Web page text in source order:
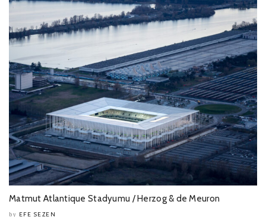
Matmut Atlantique Stadyumu / Herzog & de Meuron
by EFE SEZEN